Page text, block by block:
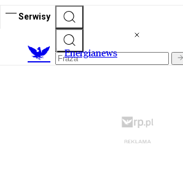
Serwisy
Energianews